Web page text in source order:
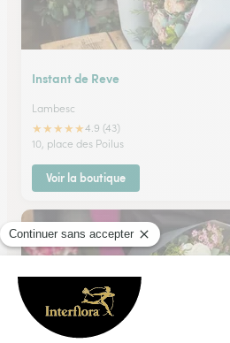
Instant de Reve
Lambesc
★★★★★4.9 (43)
10, place des Poilus
Voir la boutique